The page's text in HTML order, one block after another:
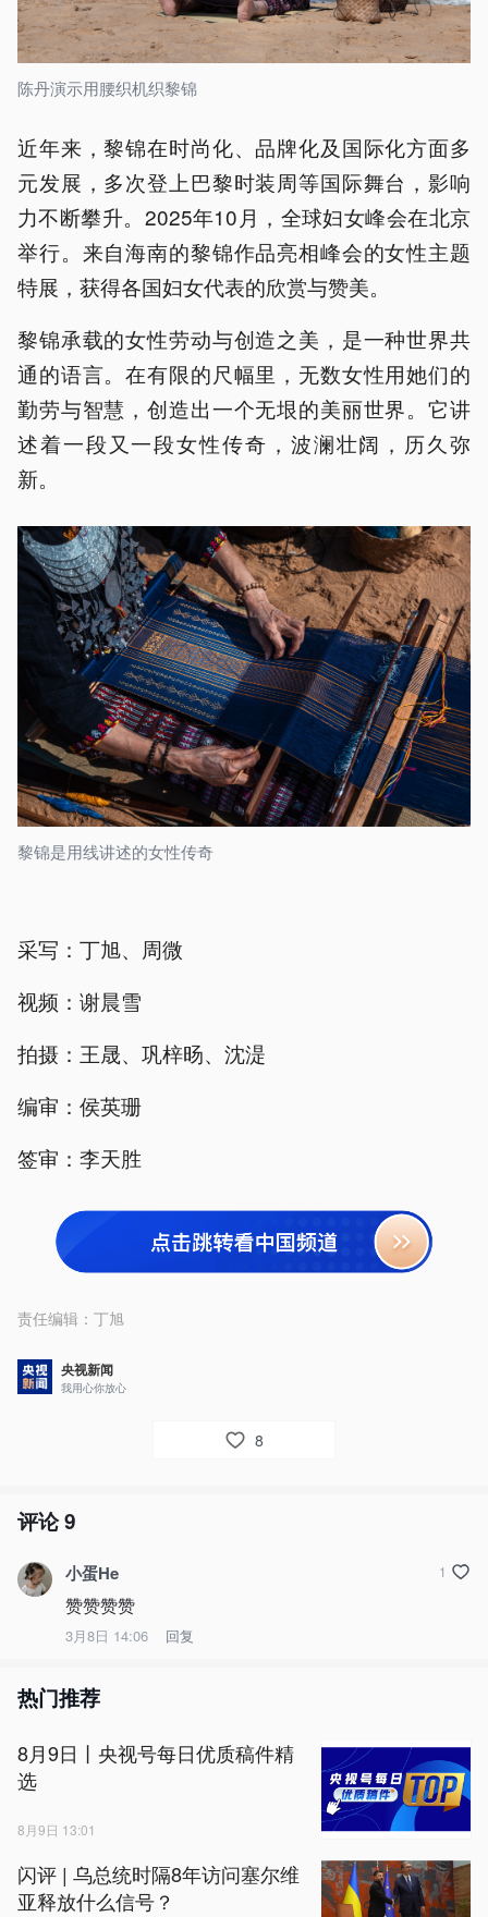
陈丹演示用腰织机织黎锦
近年来，黎锦在时尚化、品牌化及国际化方面多
元发展，多次登上巴黎时装周等国际舞台，影响
力不断攀升。2025年10月，全球妇女峰会在北京
举行。来自海南的黎锦作品亮相峰会的女性主题
特展，获得各国妇女代表的欣赏与赞美。
黎锦承载的女性劳动与创造之美，是一种世界共
通的语言。在有限的尺幅里，无数女性用她们的
勤劳与智慧，创造出一个无垠的美丽世界。它讲
述着一段又一段女性传奇，波澜壮阔，历久弥
新。
黎锦是用线讲述的女性传奇
采写：丁旭、周微
视频：谢晨雪
拍摄：王晟、巩梓旸、沈湜
编审：侯英珊
签审：李天胜
责任编辑： 丁旭
央视新闻
我用心你放心
8
评论9
小蛋He
赞赞赞赞
3月8日 14:06 回复
1
热门推荐
8月9日丨央视号每日优质稿件精
选
8月9日 13:01
闪评 | 乌总统时隔8年访问塞尔维
亚释放什么信号？